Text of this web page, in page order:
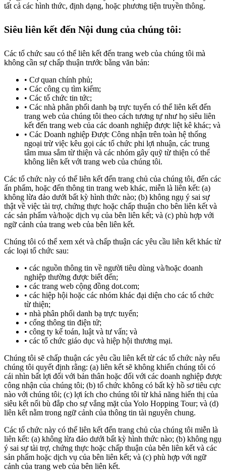
tất cả các hình thức, định dạng, hoặc phương tiện truyền thông.
Siêu liên kết đến Nội dung của chúng tôi:
Các tổ chức sau có thể liên kết đến trang web của chúng tôi mà
không cần sự chấp thuận trước bằng văn bản:
Cơ quan chính phủ;
Các công cụ tìm kiếm;
Các tổ chức tin tức;
Các nhà phân phối danh bạ trực tuyến có thể liên kết đến
trang web của chúng tôi theo cách tương tự như họ siêu liên
kết đến trang web của các doanh nghiệp được liệt kê khác; và
Các Doanh nghiệp Được Công nhận trên toàn hệ thống
ngoại trừ việc kêu gọi các tổ chức phi lợi nhuận, các trung
tâm mua sắm từ thiện và các nhóm gây quỹ từ thiện có thể
không liên kết với trang web của chúng tôi.
Các tổ chức này có thể liên kết đến trang chủ của chúng tôi, đến các
ấn phẩm, hoặc đến thông tin trang web khác, miễn là liên kết: (a)
không lừa đảo dưới bất kỳ hình thức nào; (b) không ngụ ý sai sự
thật về việc tài trợ, chứng thực hoặc chấp thuận cho bên liên kết và
các sản phẩm và/hoặc dịch vụ của bên liên kết; và (c) phù hợp với
ngữ cảnh của trang web của bên liên kết.
Chúng tôi có thể xem xét và chấp thuận các yêu cầu liên kết khác từ
các loại tổ chức sau:
các nguồn thông tin về người tiêu dùng và/hoặc doanh
nghiệp thường được biết đến;
các trang web cộng đồng dot.com;
các hiệp hội hoặc các nhóm khác đại diện cho các tổ chức
từ thiện;
nhà phân phối danh bạ trực tuyến;
cổng thông tin điện tử;
công ty kế toán, luật và tư vấn; và
các tổ chức giáo dục và hiệp hội thương mại.
Chúng tôi sẽ chấp thuận các yêu cầu liên kết từ các tổ chức này nếu
chúng tôi quyết định rằng: (a) liên kết sẽ không khiến chúng tôi có
cái nhìn bất lợi đối với bản thân hoặc đối với các doanh nghiệp được
công nhận của chúng tôi; (b) tổ chức không có bất kỳ hồ sơ tiêu cực
nào với chúng tôi; (c) lợi ích cho chúng tôi từ khả năng hiển thị của
siêu kết nối bù đắp cho sự vắng mặt của Yolo Hopping Tour; và (d)
liên kết nằm trong ngữ cảnh của thông tin tài nguyên chung.
Các tổ chức này có thể liên kết đến trang chủ của chúng tôi miễn là
liên kết: (a) không lừa đảo dưới bất kỳ hình thức nào; (b) không ngụ
ý sai sự tài trợ, chứng thực hoặc chấp thuận của bên liên kết và các
sản phẩm hoặc dịch vụ của bên liên kết; và (c) phù hợp với ngữ
cảnh của trang web của bên liên kết.